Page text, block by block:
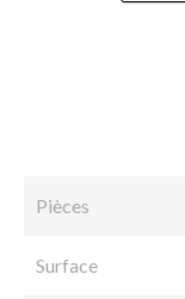
Pièces
Surface